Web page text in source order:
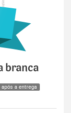
branca
a entrega